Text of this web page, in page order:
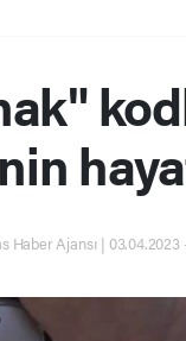
Haber Ajansı | 03.04.2023